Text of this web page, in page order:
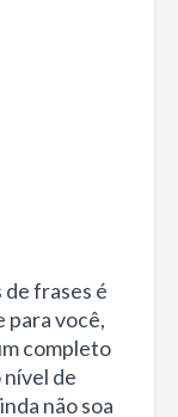
de frases é
para você,
completo
de
não soa